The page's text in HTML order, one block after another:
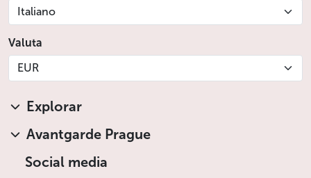
Italiano
Valuta
EUR
Explorar
Avantgarde Prague
Social media